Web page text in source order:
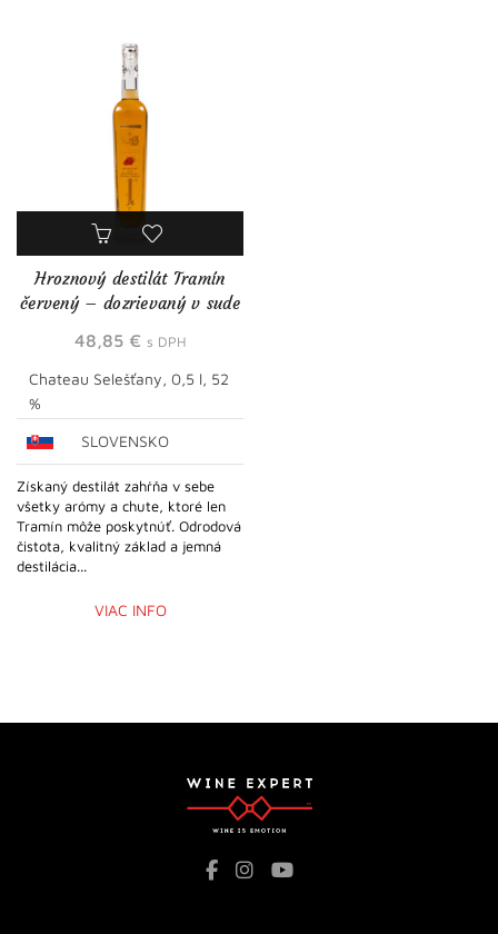
Hroznový destilát Tramín
červený – dozrievaný v sude
48,85 € s DPH
Chateau Selešťany, 0,5 l, 52
%
SLOVENSKO
Získaný destilát zahŕňa v sebe
všetky arómy a chute, ktoré len
Tramín môže poskytnúť. Odrodová
čistota, kvalitný základ a jemná
destilácia...
VIAC INFO